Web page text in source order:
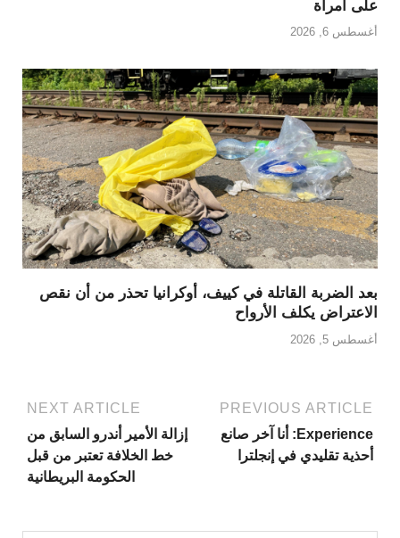
على امرأة
أغسطس 6, 2026
بعد الضربة القاتلة في كييف، أوكرانيا تحذر من أن نقص
الاعتراض يكلف الأرواح
أغسطس 5, 2026
PREVIOUS ARTICLE
Experience: أنا آخر صانع
أحذية تقليدي في إنجلترا
NEXT ARTICLE
إزالة الأمير أندرو السابق من
خط الخلافة تعتبر من قبل
الحكومة البريطانية